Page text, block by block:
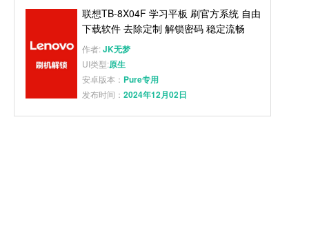
联想TB-8X04F 学习平板 刷官方系统 自由
下载软件 去除定制 解锁密码 稳定流畅
作者:JK无梦
UI类型:原生
安卓版本： Pure专用
发布时间： 2024年12月02日